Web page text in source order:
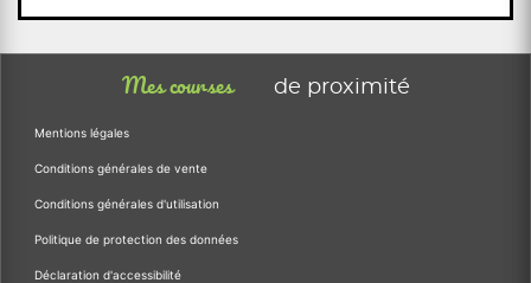
Mes courses de proximité
Mentions légales
Conditions générales de vente
Conditions générales d'utilisation
Politique de protection des données
Déclaration d'accessibilité